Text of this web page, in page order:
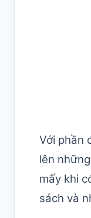
Với phần
lên
mấy khi
sách và